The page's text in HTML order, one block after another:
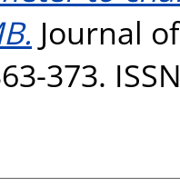
Journal
373.